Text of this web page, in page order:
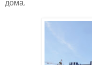
дома.